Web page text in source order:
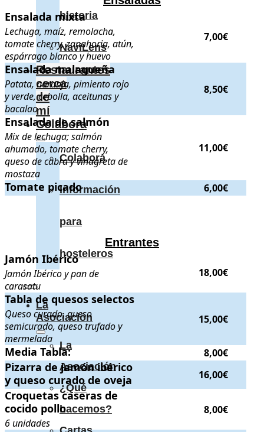
historia
NaviLens
Restaurantes
cerca
de
mí
Colabora
Colabora
Información
para
hosteleros
La
Asociación
La
Asociación
¿Qué
hacemos?
Ensalada mixta . Lechuga, maíz, remolacha, tomate cherry,
Ensalada mixta
Lechuga, maíz, remolacha,
tomate cherry, zanahoria, atún,
espárrago blanco y huevo
7,00€
Ensalada malagueña . Patata, naranja, pimiento rojo y verde, cebolla,
Ensalada malagueña
Patata, naranja, pimiento rojo
y verde, cebolla, aceitunas y
bacalao
8,50€
Ensalada de salmón . Mix de lechuga; salmón ahumado, tomate
Ensalada de salmón
Mix de lechuga; salmón
ahumado, tomate cherry,
queso de cabra y vinagreta de
mostaza
11,00€
Tomate picado .. Precio: 6,00€
Tomate picado 6,00€
Entrantes
Jamón Ibérico . Jamón Ibérico y pan de carasatu
Jamón Ibérico
Jamón Ibérico y pan de
carasatu
18,00€
Tabla de quesos selectos . Queso curado, queso semicurado, queso
Tabla de quesos selectos
Queso curado, queso
semicurado, queso trufado y
mermelada
15,00€
Media Tabla: .. Precio:
Media Tabla: 8,00€
Pizarra de jamón ibérico y queso curado de oveja
Pizarra de jamón ibérico
y queso curado de oveja
16,00€
Croquetas caseras de cocido pollo
Croquetas caseras de
cocido pollo
6 unidades
8,00€